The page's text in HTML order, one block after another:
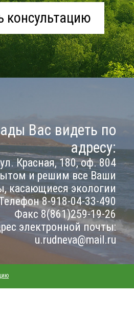
консультацию
Вас видеть по
адресу:
Красная, 180, оф. 804
и решим все Ваши
касающиеся экологии
8-918-04-33-490
Факс 8(861)259-19-26
электронной почты:
u.rudneva@mail.ru